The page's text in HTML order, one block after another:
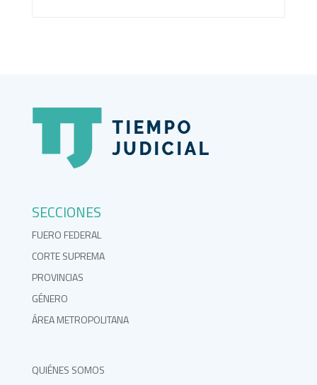
SECCIONES
FUERO FEDERAL
CORTE SUPREMA
PROVINCIAS
GÉNERO
ÁREA METROPOLITANA
QUIÉNES SOMOS